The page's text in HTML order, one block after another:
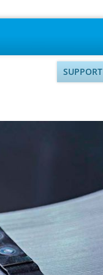
SUPPORT